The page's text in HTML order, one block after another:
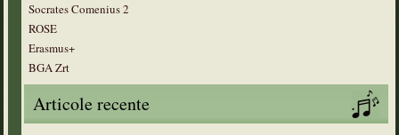
Socrates Comenius 2
ROSE
Erasmus+
BGA Zrt
Articole recente